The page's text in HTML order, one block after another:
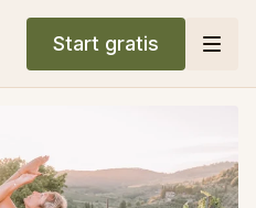
Start gratis